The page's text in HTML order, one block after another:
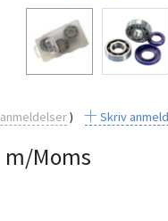
anmeldelser Skriv
m/Moms